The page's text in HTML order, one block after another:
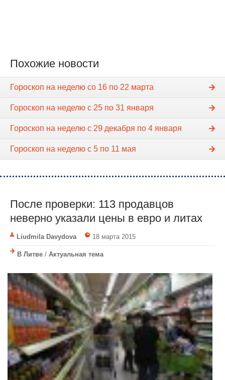
Похожие новости
Гороскоп на неделю cо 16 по 22 марта
Гороскоп на неделю c 25 по 31 января
Гороскоп на неделю c 29 декабря по 4 января
Гороскоп на неделю c 5 по 11 мая
После проверки: 113 продавцов
неверно указали цены в евро и литах
Liudmila Davydova 18 марта 2015
В Литве / Актуальная тема